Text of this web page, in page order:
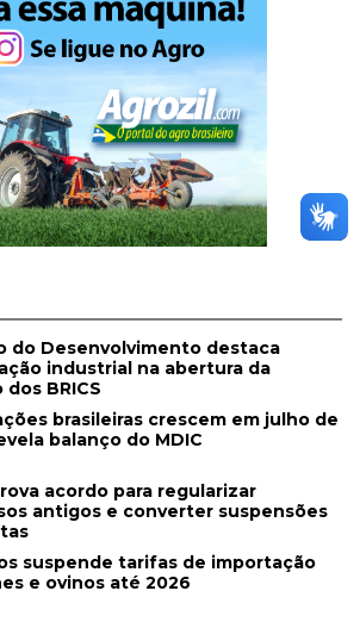
do Desenvolvimento destaca
industrial na abertura da
BRICS
brasileiras crescem em julho de
balanço do MDIC
acordo para regularizar
antigos e converter suspensões
suspende tarifas de importação
e ovinos até 2026